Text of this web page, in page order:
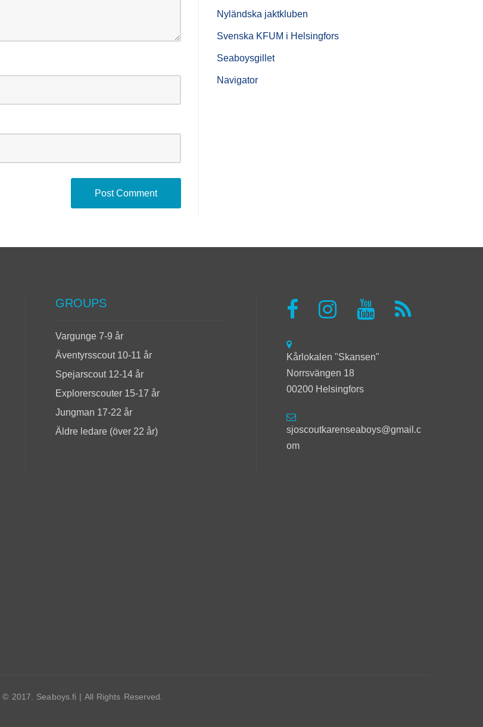
Nyländska jaktkluben
Svenska KFUM i Helsingfors
Seaboysgillet
Navigator
GROUPS
Vargunge 7-9 år
Äventyrsscout 10-11 år
Spejarscout 12-14 år
Explorerscouter 15-17 år
Jungman 17-22 år
Äldre ledare (över 22 år)
Kårlokalen "Skansen"
Norrsvängen 18
00200 Helsingfors
sjoscoutkarenseaboys@gmail.c
om
© 2017. Seaboys.fi | All Rights Reserved.